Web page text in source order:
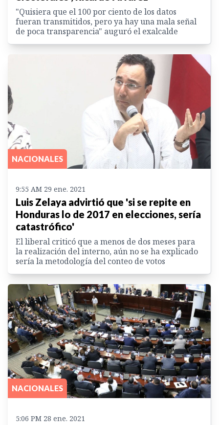
"Quisiera que el 100 por ciento de los datos
fueran transmitidos, pero ya hay una mala señal
de poca transparencia" auguró el exalcalde
NACIONALES
9:55 AM 29 ene. 2021
Luis Zelaya advirtió que 'si se repite en
Honduras lo de 2017 en elecciones, sería
catastrófico'
El liberal criticó que a menos de dos meses para
la realización del interno, aún no se ha explicado
sería la metodología del conteo de votos
NACIONALES
5:06 PM 28 ene. 2021